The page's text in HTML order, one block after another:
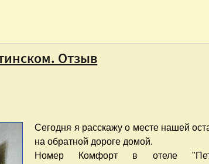
Отзыв
Сегодня я расскажу о месте нашей
на обратной дороге домой.
Номер Комфорт в отеле